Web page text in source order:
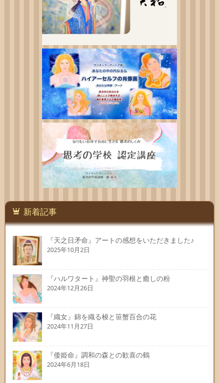
新着記事
『天之日矛命』アートの感想をいただきました♪
2025年10月2日
『ハルワタート』神聖の羽根と癒しの粉
2024年12月26日
『織女』錦を織る梭と笹蟹百合の花
2024年11月27日
『倭姫命』調和の森との歓喜の鶴
2024年6月18日